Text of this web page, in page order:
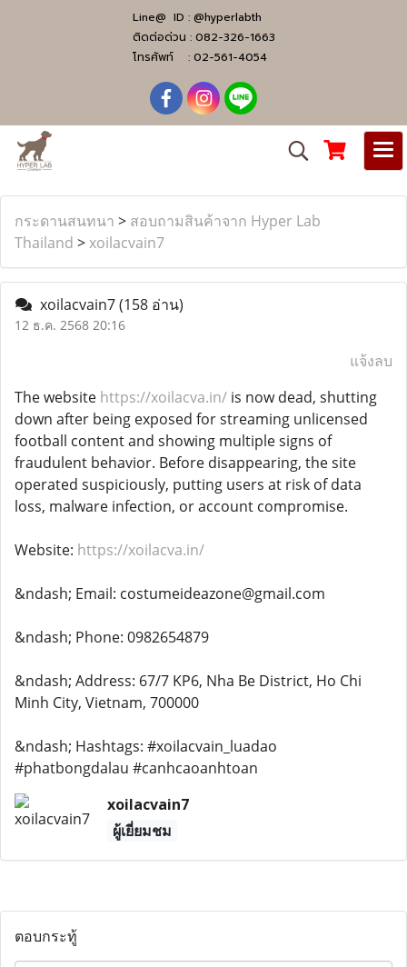
Line@ ID : @hyperlabth
ติดต่อด่วน : 082-326-1663
โทรศัพท์ : 02-561-4054
กระดานสนทนา > สอบถามสินค้าจาก Hyper Lab
Thailand >xoilacvain7
xoilacvain7(158 อ่าน)
12 ธ.ค. 2568 20:16
แจ้งลบ
The website https://xoilacva.in/ is now dead, shutting
down after being exposed for streaming unlicensed
football content and showing multiple signs of
fraudulent behavior. Before disappearing, the site
operated suspiciously, putting users at risk of data
loss, malware infection, or account compromise.
Website: https://xoilacva.in/
&ndash; Email: costumeideazone@gmail.com
&ndash; Phone: 0982654879
&ndash; Address: 67/7 KP6, Nha Be District, Ho Chi
Minh City, Vietnam, 700000
&ndash; Hashtags: #xoilacvain_luadao
#phatbongdalau #canhcaoanhtoan
xoilacvain7
ผู้เยี่ยมชม
ตอบกระทู้